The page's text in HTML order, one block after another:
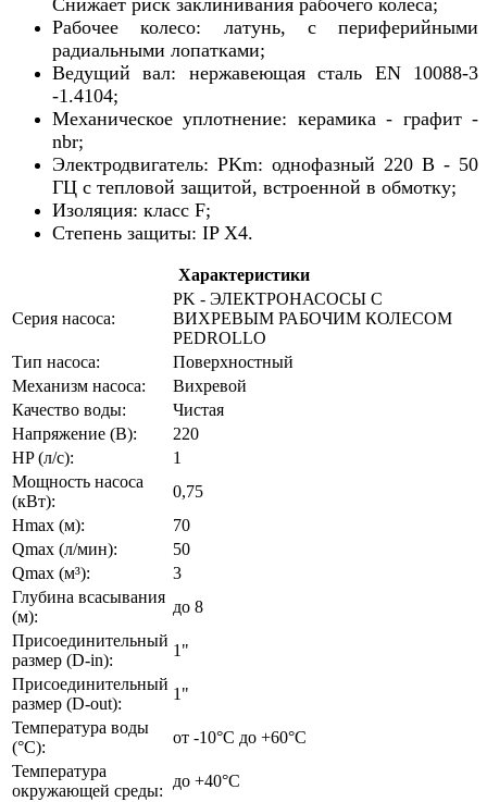
Снижает риск заклинивания рабочего колеса;
Рабочее колесо: латунь, с периферийными
радиальными лопатками;
Ведущий вал: нержавеющая сталь EN 10088-3
-1.4104;
Механическое уплотнение: керамика - графит -
nbr;
Электродвигатель: PKm: однофазный 220 В - 50
ГЦ с тепловой защитой, встроенной в обмотку;
Изоляция: класс F;
Степень защиты: IP X4.
Характеристики
Серия насоса:
PK - ЭЛЕКТРОНАСОСЫ С
ВИХРЕВЫМ РАБОЧИМ КОЛЕСОМ
PEDROLLO
Тип насоса:
Поверхностный
Механизм насоса:
Вихревой
Качество воды:
Чистая
Напряжение (В):
220
HP (л/с):
1
Мощность насоса
(кВт):
0,75
Hmax (м):
70
Qmax (л/мин):
50
Qmax (м³):
3
Глубина всасывания
(м):
до 8
Присоединительный
размер (D-in):
1"
Присоединительный
размер (D-out):
1"
Температура воды
(°C):
от -10°C до +60°С
Температура
окружающей среды:
до +40°C